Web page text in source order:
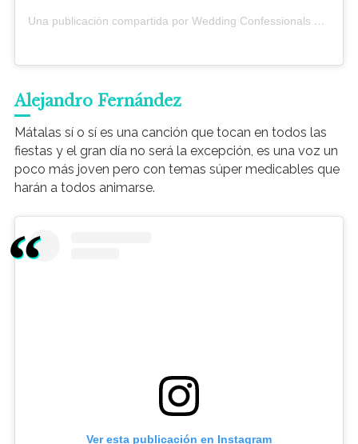
Una publicación compartida por Wedding Confessionals Podcast (@weddingconfessionals)
Alejandro Fernández
Mátalas sí o sí es una canción que tocan en todos las
fiestas y el gran día no será la excepción, es una voz un
poco más joven pero con temas súper medicables que
harán a todos animarse.
Ver esta publicación en Instagram